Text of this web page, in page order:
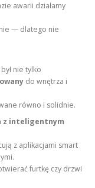
awarii działamy
— dlatego nie
nie tylko
do wnętrza i
równo i solidnie.
z inteligentnym
z aplikacjami smart
furtkę czy drzwi